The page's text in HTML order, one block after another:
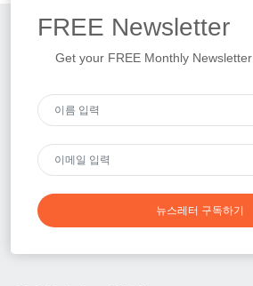
FREE Newsletter
Get your FREE Monthly Newsletter
뉴스레터 구독하기